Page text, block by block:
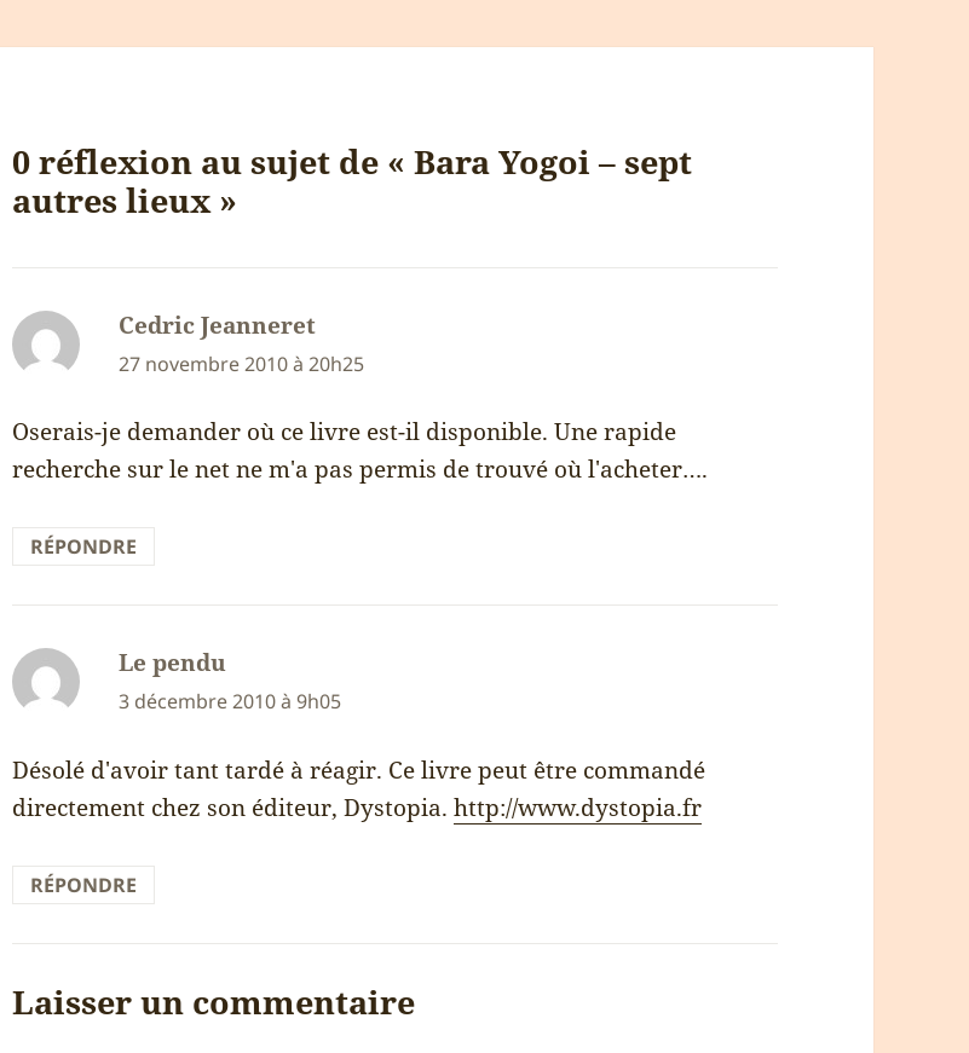
0 réflexion au sujet de « Bara Yogoi – sept
autres lieux »
Cedric Jeanneret
27 novembre 2010 à 20h25
Oserais-je demander où ce livre est-il disponible. Une rapide
recherche sur le net ne m'a pas permis de trouvé où l'acheter….
RÉPONDRE
Le pendu
3 décembre 2010 à 9h05
Désolé d'avoir tant tardé à réagir. Ce livre peut être commandé
directement chez son éditeur, Dystopia.http://www.dystopia.fr
RÉPONDRE
Laisser un commentaire